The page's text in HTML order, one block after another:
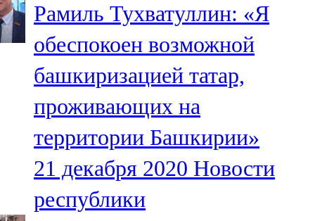
Мамадыш
106,2 FM
Минзәлә
107,3 FM
Мөслим
100,0 FM
Нурлат
Рамиль Тухватуллин: «Я
обеспокоен возможной
башкиризацией татар,
проживающих на
территории Башкирии»
21 декабря 2020 Новости
республики